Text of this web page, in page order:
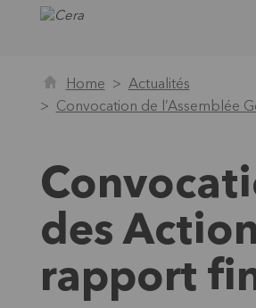
Home
Actualités
Convocation de l’Assemblée
des
rapport